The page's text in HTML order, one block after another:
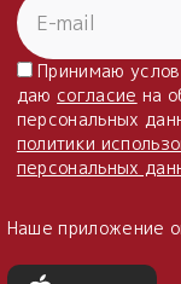
Принимаю
даю согласие на
персональных
политики
персональных
Наше приложение